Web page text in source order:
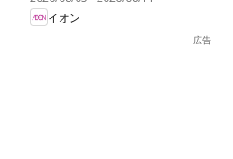
イオン
広告